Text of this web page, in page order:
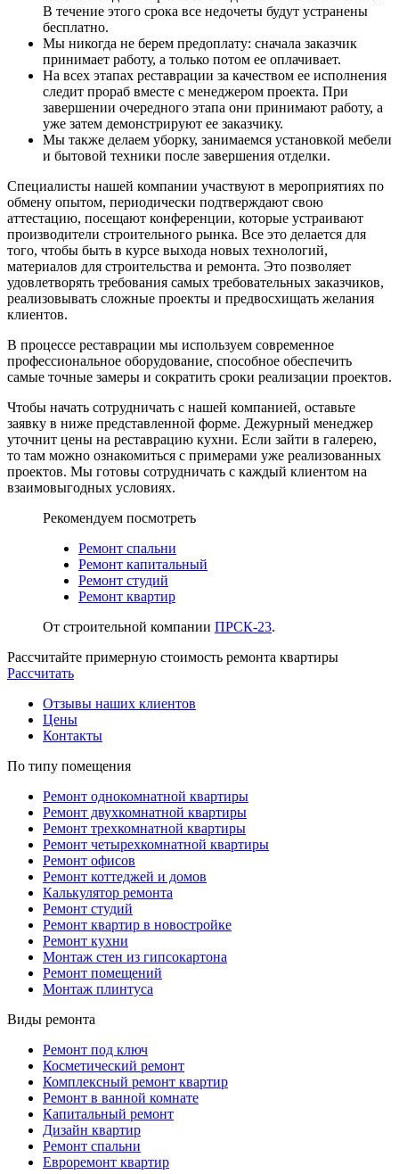
В течение этого срока все недочеты будут устранены
бесплатно.
Мы никогда не берем предоплату: сначала заказчик
принимает работу, а только потом ее оплачивает.
На всех этапах реставрации за качеством ее исполнения
следит прораб вместе с менеджером проекта. При
завершении очередного этапа они принимают работу, а
уже затем демонстрируют ее заказчику.
Мы также делаем уборку, занимаемся установкой мебели
и бытовой техники после завершения отделки.
Специалисты нашей компании участвуют в мероприятиях по
обмену опытом, периодически подтверждают свою
аттестацию, посещают конференции, которые устраивают
производители строительного рынка. Все это делается для
того, чтобы быть в курсе выхода новых технологий,
материалов для строительства и ремонта. Это позволяет
удовлетворять требования самых требовательных заказчиков,
реализовывать сложные проекты и предвосхищать желания
клиентов.
В процессе реставрации мы используем современное
профессиональное оборудование, способное обеспечить
самые точные замеры и сократить сроки реализации проектов.
Чтобы начать сотрудничать с нашей компанией, оставьте
заявку в ниже представленной форме. Дежурный менеджер
уточнит цены на реставрацию кухни. Если зайти в галерею,
то там можно ознакомиться с примерами уже реализованных
проектов. Мы готовы сотрудничать с каждый клиентом на
взаимовыгодных условиях.
Рекомендуем посмотреть
Ремонт спальни
Ремонт капитальный
Ремонт студий
Ремонт квартир
От строительной компании ПРСК-23.
Рассчитайте примерную стоимость ремонта квартиры
Рассчитать
Отзывы наших клиентов
Цены
Контакты
По типу помещения
Ремонт однокомнатной квартиры
Ремонт двухкомнатной квартиры
Ремонт трехкомнатной квартиры
Ремонт четырехкомнатной квартиры
Ремонт офисов
Ремонт коттеджей и домов
Калькулятор ремонта
Ремонт студий
Ремонт квартир в новостройке
Ремонт кухни
Монтаж стен из гипсокартона
Ремонт помещений
Монтаж плинтуса
Виды ремонта
Ремонт под ключ
Косметический ремонт
Комплексный ремонт квартир
Ремонт в ванной комнате
Капитальный ремонт
Дизайн квартир
Ремонт спальни
Евроремонт квартир